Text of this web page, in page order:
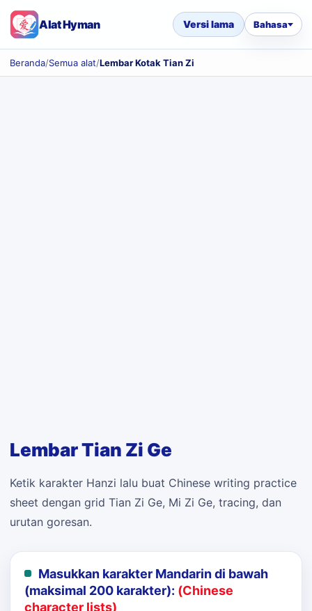
Alat Hyman Versi lama Bahasa
Beranda/Semua alat/Lembar Kotak Tian Zi
Lembar Tian Zi Ge
Ketik karakter Hanzi lalu buat Chinese writing practice
sheet dengan grid Tian Zi Ge, Mi Zi Ge, tracing, dan
urutan goresan.
Masukkan karakter Mandarin di bawah
(maksimal 200 karakter): (Chinese
character lists)